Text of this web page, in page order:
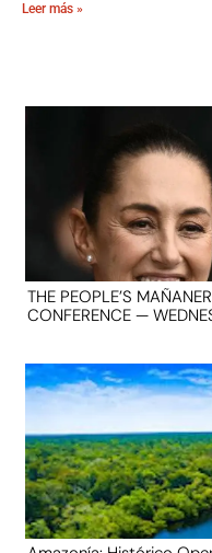
Leer más »
THE PEOPLE’S
CONFERENCE —